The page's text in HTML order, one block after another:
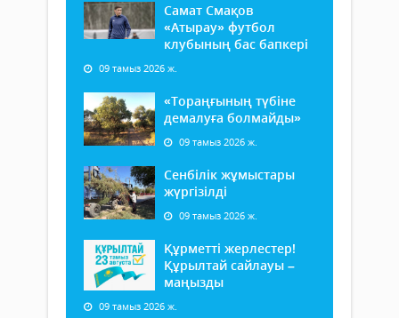
Самат Смақов
«Атырау» футбол
клубының бас бапкері
09 тамыз 2026 ж.
«Тораңғының түбіне
демалуға болмайды»
09 тамыз 2026 ж.
Сенбілік жұмыстары
жүргізілді
09 тамыз 2026 ж.
Құрметті жерлестер!
Құрылтай сайлауы –
маңызды
09 тамыз 2026 ж.